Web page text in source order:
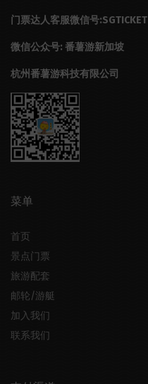
门票达人客服微信号:SGTICKET
微信公众号: 番薯游新加坡
杭州番薯游科技有限公司
菜单
首页
景点门票
旅游配套
邮轮/游艇
加入我们
联系我们